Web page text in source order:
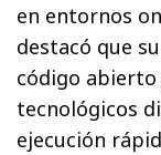
en entornos
destacó que
código abierto
tecnológicos
ejecución